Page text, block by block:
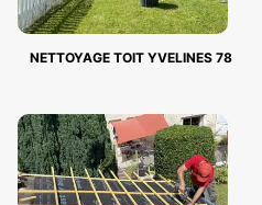
NETTOYAGE TOIT YVELINES 78